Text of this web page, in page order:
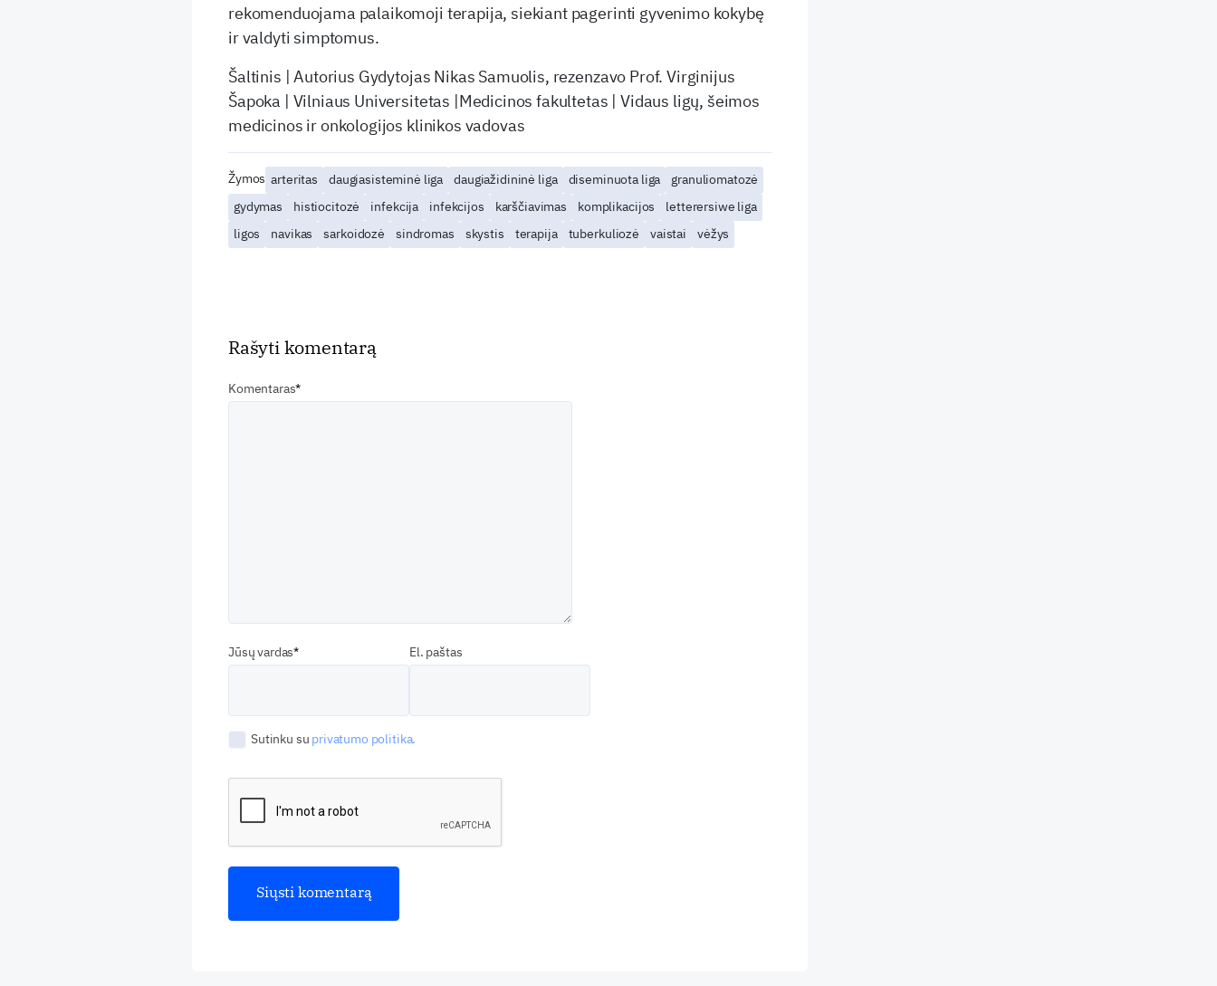
rekomenduojama palaikomoji terapija, siekiant pagerinti gyvenimo kokybę
ir valdyti simptomus.
Šaltinis | Autorius Gydytojas Nikas Samuolis, rezenzavo Prof. Virginijus
Šapoka | Vilniaus Universitetas |Medicinos fakultetas | Vidaus ligų, šeimos
medicinos ir onkologijos klinikos vadovas
Žymos arteritas daugiasisteminė liga daugiažidininė liga diseminuota liga
granuliomatozė
gydymas
histiocitozė infekcija infekcijos karščiavimas komplikacijos
letterersiwe liga
ligos
navikas sarkoidozė sindromas skystis terapija tuberkuliozė vaistai vėžys
Rašyti komentarą
Komentaras
Jūsų vardas El. paštas
Sutinku su privatumo politika.